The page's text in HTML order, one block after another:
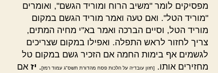
מפסיקים לומר "משיב הרוח ומוריד הגשם", ואומרים
"מוריד הטל". ואם טעה ואמר מוריד הגשם במקום
מוריד הטל, וסיים הברכה ואמר בא"י מחיה המתים,
צריך לחזור לראש התפלה. ואפילו במקום שצריכים
לגשמים אף בימות החמה אם הזכיר גשם במקום טל
מחזירים אותו.
[חזון עובדיה על הלכות פסח מהדורת תשס"ג עמוד רמז]. יז אם